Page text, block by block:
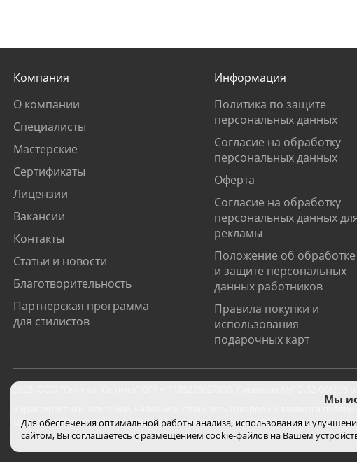
Компания
О компании
Специалисты
Мастерские
Сертификаты
Лицензии
Вакансии
Контакты
Статьи и новости
Благотворительность
Партнерская программа
для стилистов
Информация
Политика по защите
персональных данных
Согласие на обработку
персональных данных
Оферта
Согласие на обработку
персональных данных
рекламы
Положение об обработке
и защите персональных
данных работников
Правила покупки и
использования
подарочных карт
Характеристики, описание, наличие и стоимость товаров не являются
Цены на сайте могут отличаться от цен в салонах и действуют только при
Мы
Для обеспечения оптимальной работы анализа, использования и
сайтом, Вы соглашаетесь с размещением cookie-файлов на Вашем